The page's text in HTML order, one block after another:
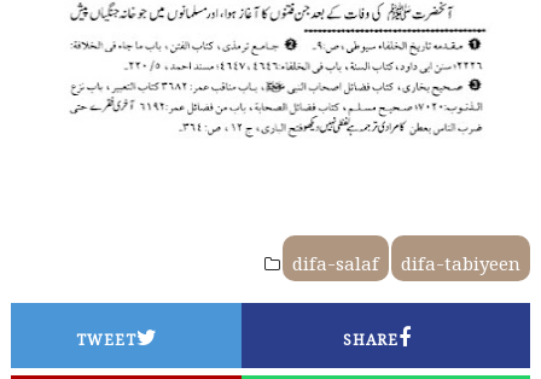
difa-salaf difa-tabiyeen
TWEET
SHARE